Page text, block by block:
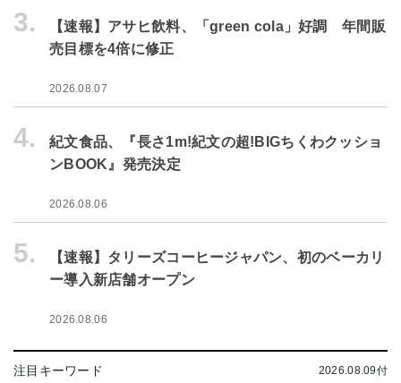
3.
【速報】アサヒ飲料、「green cola」好調 年間販
売目標を4倍に修正
2026.08.07
4.
紀文食品、『長さ1m!紀文の超!BIGちくわクッショ
ンBOOK』発売決定
2026.08.06
5.
【速報】タリーズコーヒージャパン、初のベーカリ
ー導入新店舗オープン
2026.08.06
注目キーワード 2026.08.09付